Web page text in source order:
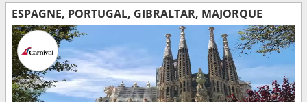
ESPAGNE, PORTUGAL, GIBRALTAR, MAJORQUE